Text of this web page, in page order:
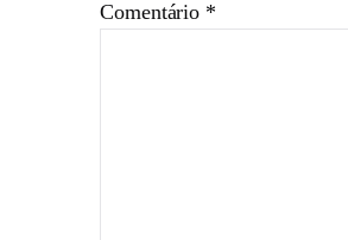
Comentário *